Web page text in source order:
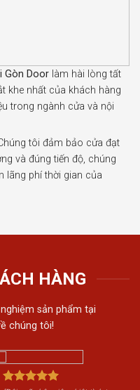
Gòn Door làm hài lòng tất
khe nhất của khách hàng
trong ngành cửa và nội
tôi đảm bảo cửa đạt
và đúng tiến độ, chúng
lãng phí thời gian của
HÀNG
sản phẩm tại
chúng tôi!